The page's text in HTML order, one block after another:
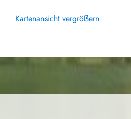
Kartenansicht vergrößern